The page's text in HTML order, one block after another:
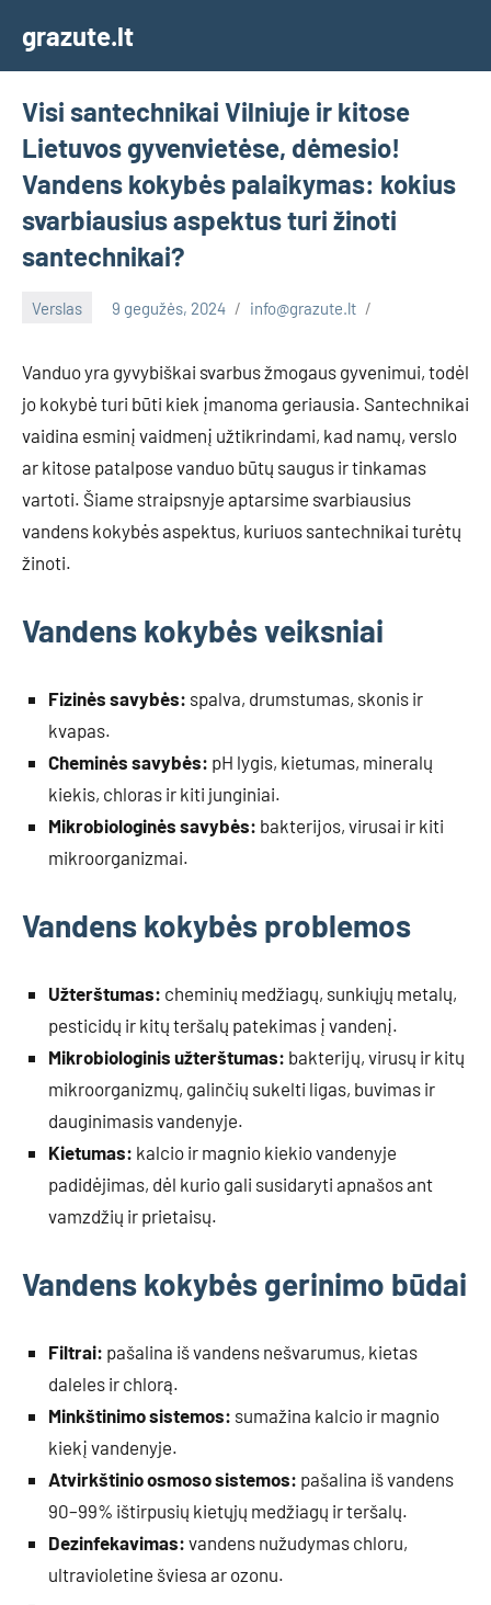
content
grazute.lt
Visi santechnikai Vilniuje ir kitose
Lietuvos gyvenvietėse, dėmesio!
Vandens kokybės palaikymas: kokius
svarbiausius aspektus turi žinoti
santechnikai?
Verslas 9 gegužės, 2024 info@grazute.lt
Vanduo yra gyvybiškai svarbus žmogaus gyvenimui, todėl
jo kokybė turi būti kiek įmanoma geriausia. Santechnikai
vaidina esminį vaidmenį užtikrindami, kad namų, verslo
ar kitose patalpose vanduo būtų saugus ir tinkamas
vartoti. Šiame straipsnyje aptarsime svarbiausius
vandens kokybės aspektus, kuriuos santechnikai turėtų
žinoti.
Vandens kokybės veiksniai
Fizinės savybės: spalva, drumstumas, skonis ir
kvapas.
Cheminės savybės: pH lygis, kietumas, mineralų
kiekis, chloras ir kiti junginiai.
Mikrobiologinės savybės: bakterijos, virusai ir kiti
mikroorganizmai.
Vandens kokybės problemos
Užterštumas: cheminių medžiagų, sunkiųjų metalų,
pesticidų ir kitų teršalų patekimas į vandenį.
Mikrobiologinis užterštumas: bakterijų, virusų ir kitų
mikroorganizmų, galinčių sukelti ligas, buvimas ir
dauginimasis vandenyje.
Kietumas: kalcio ir magnio kiekio vandenyje
padidėjimas, dėl kurio gali susidaryti apnašos ant
vamzdžių ir prietaisų.
Vandens kokybės gerinimo būdai
Filtrai: pašalina iš vandens nešvarumus, kietas
daleles ir chlorą.
Minkštinimo sistemos: sumažina kalcio ir magnio
kiekį vandenyje.
Atvirkštinio osmoso sistemos: pašalina iš vandens
90–99% ištirpusių kietųjų medžiagų ir teršalų.
Dezinfekavimas: vandens nužudymas chloru,
ultravioletine šviesa ar ozonu.